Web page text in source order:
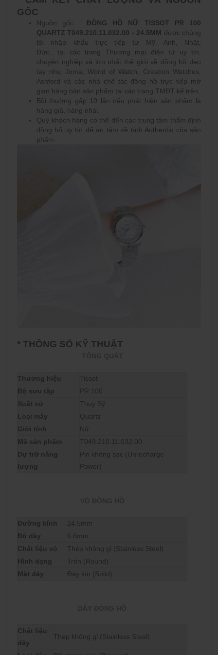
GỐC
Nguồn gốc: ĐỒNG HỒ NỮ TISSOT PR 100
QUARTZ T049.210.11.032.00 - 24.5MM được chúng
tôi nhập khẩu trực tiếp từ Mỹ, Anh, Nhật,
Đức.. tại các trang Thương mại điện tử uy tín,
chuyên nghiệp và lớn nhất thế giới về đồng hồ đeo
tay như Joma, World of Watch, Creation Watches,
Ashford và các nhà chế tác đồng hồ trực tiếp mở
gian hàng bán sản phẩm tại các trang TMĐT kể trên.
Bồi thường gấp 10 lần nếu phát hiện sản phẩm là
hàng giả, hàng nhái.
Quý khách hàng có thể đến các trung tâm thẩm định
đồng hổ uy tín để an tâm về tính Authentic của sản
phẩm.
* THÔNG SỐ KỸ THUẬT
Thương hiệu
Tissot
Bộ sưu tập
PR 100
Xuất xứ
Thụy Sỹ
Loại máy
Quartz
Giới tính
Nữ
Mã sản phẩm
T049.210.11.032.00
Dự trữ năng
lượng
Pin không sạc (Unrecharge
Power)
Đường kính
24.5mm
Độ dày
6.6mm
Chất liệu vỏ
Thép không gỉ (Stainless Steel)
Hình dạng
Tròn (Round)
Mặt đáy
Đáy kín (Solid)
Chất liệu
dây
Thép không gỉ (Stainless Steel)